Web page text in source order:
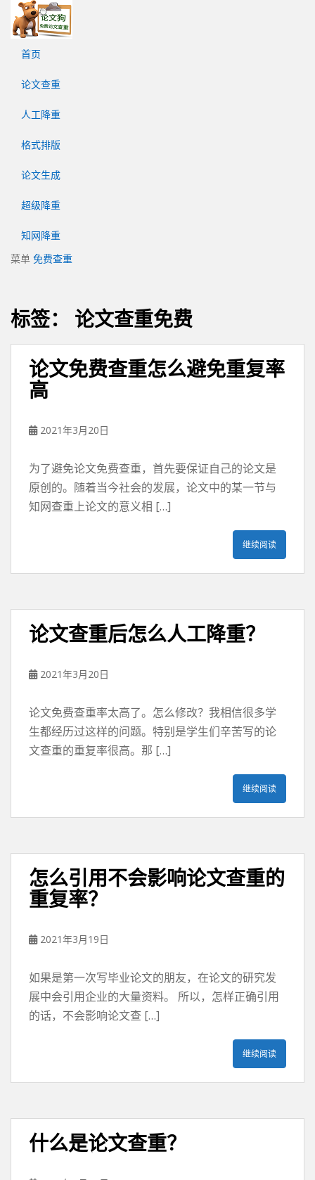
首页
论文查重
人工降重
格式排版
论文生成
超级降重
知网降重
菜单 免费查重
标签： 论文查重免费
论文免费查重怎么避免重复率
高
2021年3月20日
为了避免论文免费查重，首先要保证自己的论文是
原创的。随着当今社会的发展，论文中的某一节与
知网查重上论文的意义相 […]
继续阅读
论文查重后怎么人工降重？
2021年3月20日
论文免费查重率太高了。怎么修改？我相信很多学
生都经历过这样的问题。特别是学生们辛苦写的论
文查重的重复率很高。那 […]
继续阅读
怎么引用不会影响论文查重的
重复率？
2021年3月19日
如果是第一次写毕业论文的朋友，在论文的研究发
展中会引用企业的大量资料。 所以，怎样正确引用
的话，不会影响论文查 […]
继续阅读
什么是论文查重？